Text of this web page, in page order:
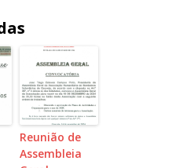
Reunião de
Assembleia